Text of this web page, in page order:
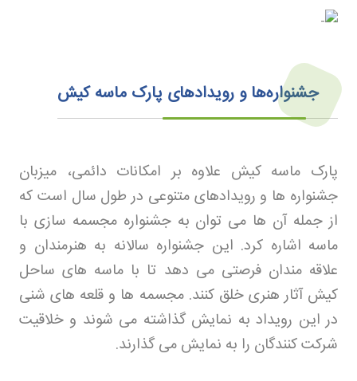
جشنواره‌ها و رویدادهای پارک ماسه کیش
پارک ماسه کیش علاوه بر امکانات دائمی، میزبان
جشنواره ها و رویدادهای متنوعی در طول سال است که
از جمله آن ها می توان به جشنواره مجسمه سازی با
ماسه اشاره کرد. این جشنواره سالانه به هنرمندان و
علاقه مندان فرصتی می دهد تا با ماسه های ساحل
کیش آثار هنری خلق کنند. مجسمه ها و قلعه های شنی
در این رویداد به نمایش گذاشته می شوند و خلاقیت
شرکت کنندگان را به نمایش می گذارند.